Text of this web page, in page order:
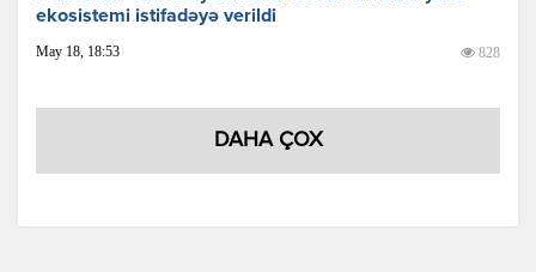
ekosistemi istifadəyə verildi
May 18, 18:53 828
DAHA ÇOX